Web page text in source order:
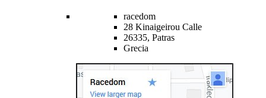
racedom
28 Kinaigeirou Calle
26335, Patras
Grecia